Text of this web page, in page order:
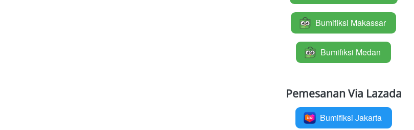
` Bumifiksi Makassar
` Bumifiksi Medan
Pemesanan Via Lazada
` Bumifiksi Jakarta